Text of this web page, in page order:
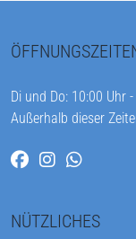
Di und Do: 10:00 Uhr
Außerhalb dieser
NÜTZLICHES